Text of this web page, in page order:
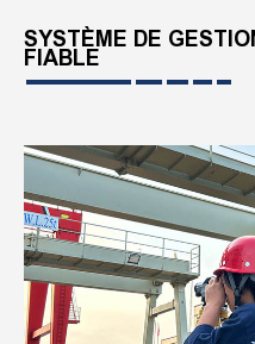
SYSTÈME DE
FIABLE